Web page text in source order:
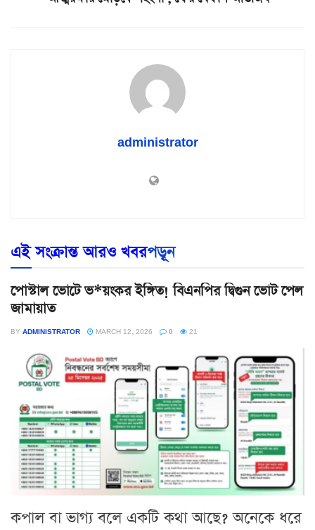
administrator
এই সংক্রান্ত আরও খবরপড়ূন
পোস্টাল ভোটে ভ*য়ংকর ইঙ্গিত! বিএনপির দ্বিগুন ভোট পেল
জামায়াত
BY ADMINISTRATOR MARCH 12, 2026 0 21
কপাল বা ভাগ্য বলে একটি কথা আছে? অনেকে ধরে